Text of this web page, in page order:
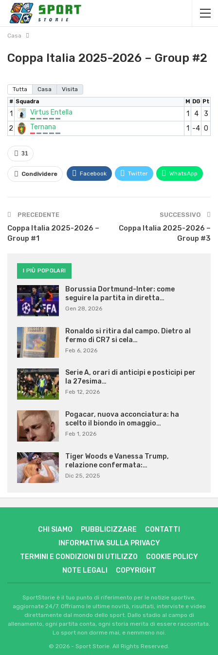
Casa
Coppa Italia 2025-2026 – Group #2
Tutta Casa Visita
# Squadra M DG Pt
1 Virtus Entella 1 4
3
2
Ternana 1 -4 0
31
Condividere Facebook Twitter WhatsApp
PRECEDENTE
Coppa Italia 2025-2026 –
Group #1
SUCCESSIVO
Coppa Italia 2025-2026 –
Group #3
I PIÙ POPOLARI
Borussia Dortmund-Inter: come
seguire la partita in diretta…
Gen 28, 2026
Ronaldo si ritira dal campo. Dietro al
fermo di CR7 si cela…
Feb 6, 2026
Serie A, orari di anticipi e posticipi per
la 27esima…
Feb 12, 2026
Pogacar, nuova acconciatura: ha
scelto il biondo in omaggio…
Feb 1, 2026
Tiger Woods e Vanessa Trump,
relazione confermata:…
Dic 25, 2025
CHI SIAMO PUBBLICIZZARE
CONTATTI
INFORMATIVA SULLA PRIVACY
TERMINI E CONDIZIONI DI UTILIZZO
COOKIE POLICY
NOTE LEGALI
COPYRIGHT
SportStorie è il tuo punto di riferimento per le notizie sportive,
aggiornate 24/7. Offriamo le ultime novità, risultati, interviste e video
direttamente dal mondo dello sport. Dallo stadio al campo di
allenamento, ogni partita conta, ogni storia merita di essere raccontata.
Lo sport non dorme mai, e nemmeno noi.
© 2026 - Sport Storie. All Rights Reserved.